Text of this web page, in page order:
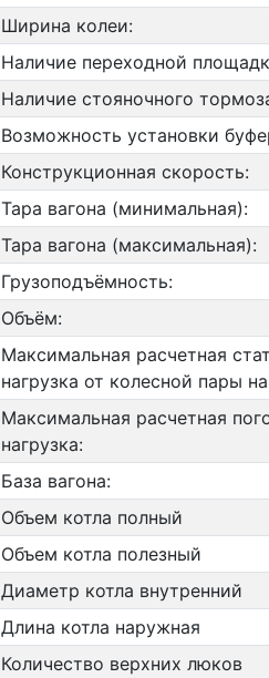
Ширина колеи:
Наличие переходной
Наличие стояночного
Возможность установки
Конструкционная скорость:
Тара вагона (минимальная):
Тара вагона (максимальная):
Грузоподъёмность:
Объём:
Максимальная расчетная
нагрузка от колесной пары
Максимальная расчетная
нагрузка:
База вагона:
Объем котла полный
Объем котла полезный
Диаметр котла внутренний
Длина котла наружная
Количество верхних люков